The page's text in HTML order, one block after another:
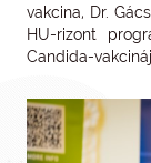
vakcina, Dr.
HU-rizont
Candida-